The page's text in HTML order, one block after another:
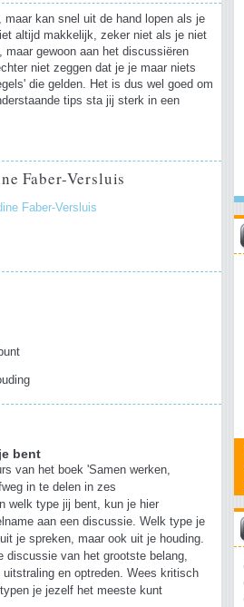
kan snel uit de hand lopen als je
altijd makkelijk, zeker niet als je niet
gewoon aan het discussiëren
niet zeggen dat je je maar niets
die gelden. Het is dus wel goed om
tips sta jij sterk in een
Faber-Versluis
Faber-Versluis
bent
van het boek 'Samen werken,
in te delen in zes
welk type jij bent, kun je hier
aan een discussie. Welk type je
je spreken, maar ook uit je houding.
discussie van het grootste belang,
en optreden. Wees kritisch
je jezelf het meeste kunt